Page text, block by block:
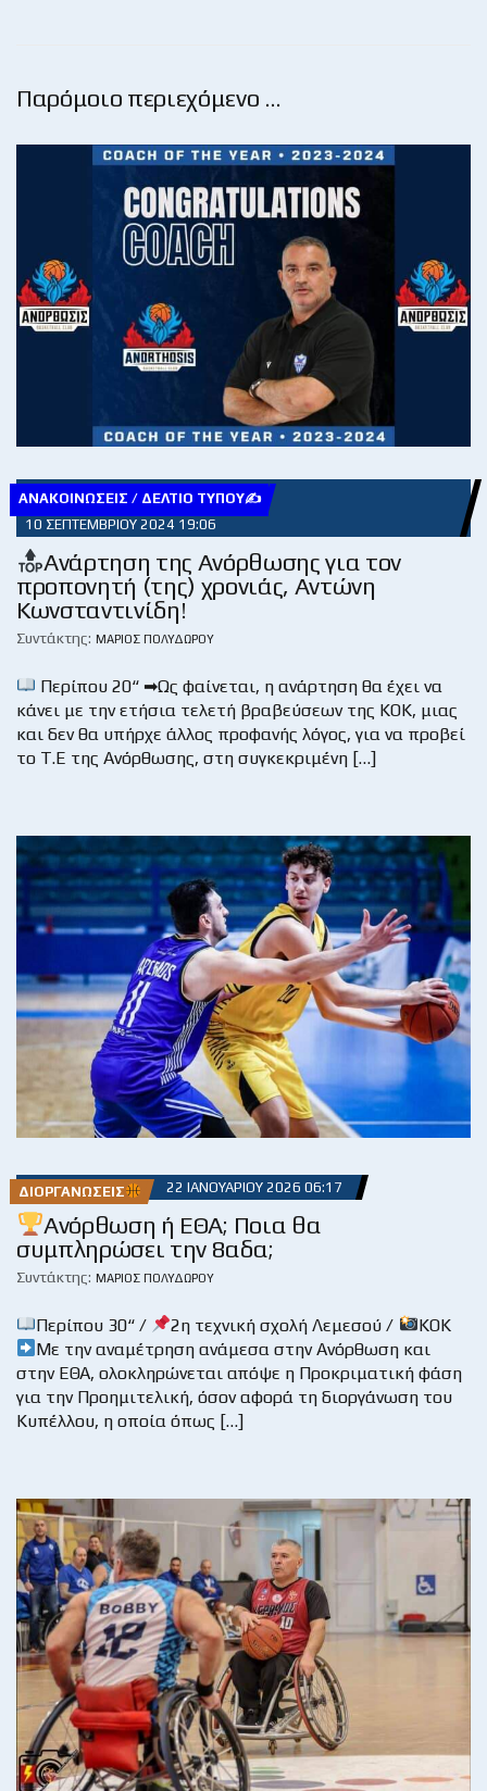
Παρόμοιο περιεχόμενο …
ΑΝΑΚΟΙΝΏΣΕΙΣ / ΔΕΛΤΊΟ ΤΎΠΟΥ✍
10 ΣΕΠΤΕΜΒΡΊΟΥ 2024 19:06
Ανάρτηση της Ανόρθωσης για τον
προπονητή (της) χρονιάς, Αντώνη
Κωνσταντινίδη!
Συντάκτης: ΜΆΡΙΟΣ ΠΟΛΥΔΏΡΟΥ
Περίπου 20“ ➡Ως φαίνεται, η ανάρτηση θα έχει να
κάνει με την ετήσια τελετή βραβεύσεων της ΚΟΚ, μιας
και δεν θα υπήρχε άλλος προφανής λόγος, για να προβεί
το Τ.Ε της Ανόρθωσης, στη συγκεκριμένη […]
ΔΙΟΡΓΑΝΏΣΕΙΣ 22 ΙΑΝΟΥΑΡΊΟΥ 2026 06:17
Aνόρθωση ή ΕΘΑ; Ποια θα
συμπληρώσει την 8αδα;
Συντάκτης: ΜΆΡΙΟΣ ΠΟΛΥΔΏΡΟΥ
Περίπου 30“ / 2η τεχνική σχολή Λεμεσού /
ΚΟΚ
Με την αναμέτρηση ανάμεσα στην Ανόρθωση και
στην ΕΘΑ, ολοκληρώνεται απόψε η Προκριματική φάση
για την Προημιτελική, όσον αφορά τη διοργάνωση του
Κυπέλλου, η οποία όπως […]